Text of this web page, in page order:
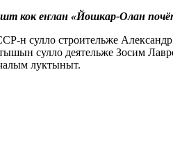
кок еҥлан «Йошкар-Олан
н сулло строительже
сулло деятельже Зосим
луктыныт.